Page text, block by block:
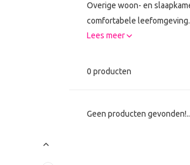
Overige woon- en
comfortabele leefomgeving.
Lees meer
0 producten
Geen producten